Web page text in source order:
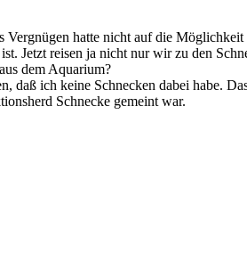
hatte nicht auf die
Jetzt reisen ja nicht nur wir zu den
dem Aquarium?
daß ich keine Schnecken dabei habe.
Schnecke gemeint war.